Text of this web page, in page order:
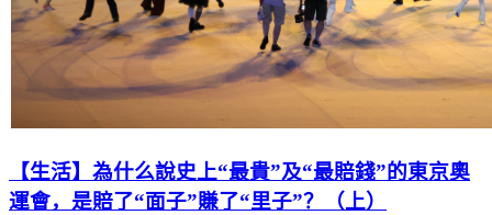
【生活】為什么說史上“最貴”及“最賠錢”的東京奧
運會，是賠了“面子”賺了“里子”？（上）